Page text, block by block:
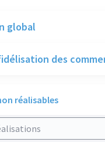
global
des
réalisables